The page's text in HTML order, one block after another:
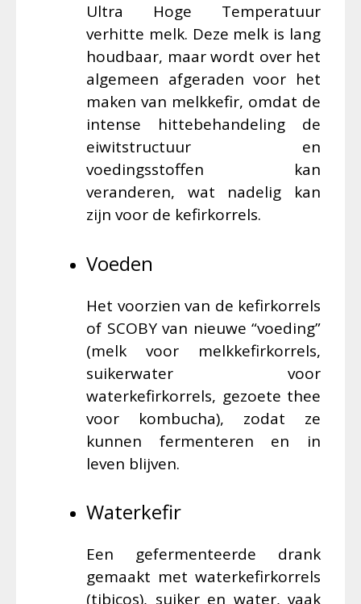
Ultra Hoge Temperatuur
verhitte melk. Deze melk is lang
houdbaar, maar wordt over het
algemeen afgeraden voor het
maken van melkkefir, omdat de
intense hittebehandeling de
eiwitstructuur en
voedingsstoffen kan
veranderen, wat nadelig kan
zijn voor de kefirkorrels.
Voeden
Het voorzien van de kefirkorrels
of SCOBY van nieuwe “voeding”
(melk voor melkkefirkorrels,
suikerwater voor
waterkefirkorrels, gezoete thee
voor kombucha), zodat ze
kunnen fermenteren en in
leven blijven.
Waterkefir
Een gefermenteerde drank
gemaakt met waterkefirkorrels
(tibicos), suiker en water, vaak